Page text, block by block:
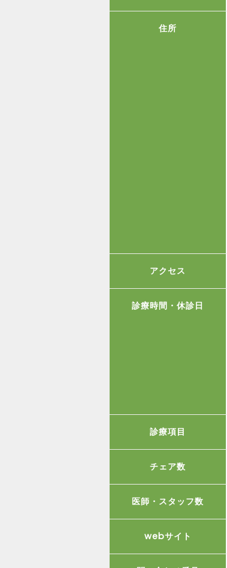
住所
アクセス
診療時間・休診日
診療項目
チェア数
医師・スタッフ数
webサイト